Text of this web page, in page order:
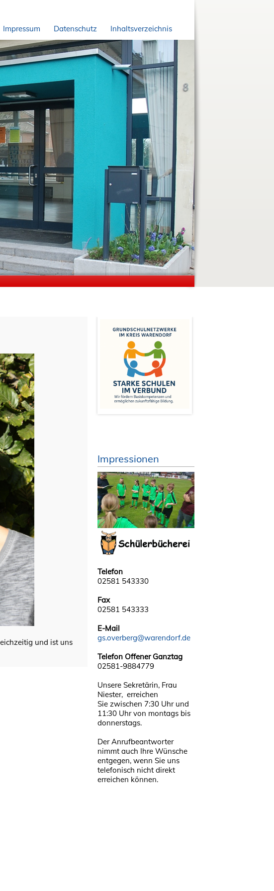
Impressum Datenschutz Inhaltsverzeichnis
und ist uns
Impressionen
Telefon
02581 543330
Fax
02581 543333
E-Mail
gs.overberg@warendorf.de
Telefon Offener Ganztag
02581-9884779
Unsere Sekretärin, Frau
Niester, erreichen
Sie zwischen 7:30 Uhr und
11:30 Uhr von montags bis
donnerstags.
Der Anrufbeantworter
nimmt auch Ihre Wünsche
entgegen, wenn Sie uns
telefonisch nicht direkt
erreichen können.